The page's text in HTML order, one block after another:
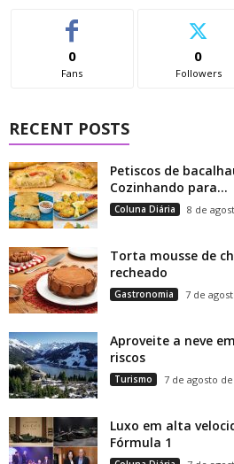
0
Fans
0
Followers
RECENT POSTS
Petiscos de
Cozinhando para...
Coluna Diária 8 de
Torta mousse de
recheado
Gastronomia 7 de
Aproveite a neve
riscos
Turismo 7 de agosto de
Luxo em alta
Fórmula 1